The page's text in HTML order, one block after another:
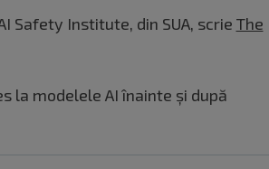
Safety Institute, din SUA, scrie The
la modelele AI înainte și după